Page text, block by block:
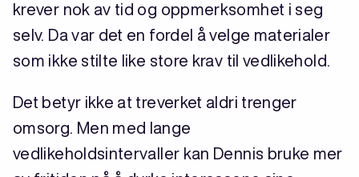
krever nok av tid og oppmerksomhet i seg
selv. Da var det en fordel å velge materialer
som ikke stilte like store krav til vedlikehold.
Det betyr ikke at treverket aldri trenger
omsorg. Men med lange
vedlikeholdsintervaller kan Dennis bruke mer